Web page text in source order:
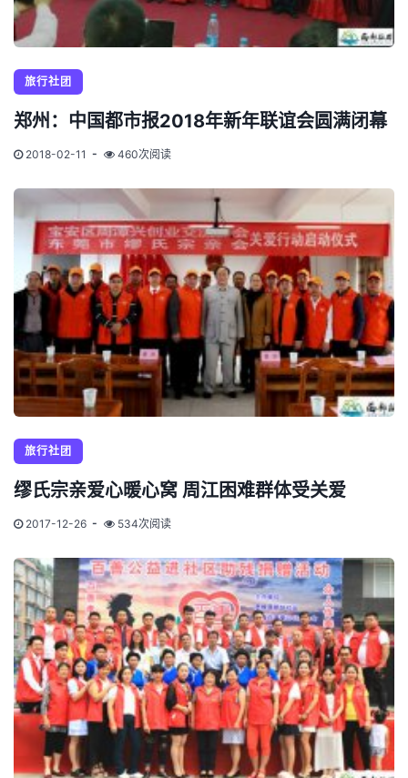
旅行社团
郑州：中国都市报2018年新年联谊会圆满闭幕
2018-02-11 460次阅读
旅行社团
缪氏宗亲爱心暖心窝 周江困难群体受关爱
2017-12-26 534次阅读